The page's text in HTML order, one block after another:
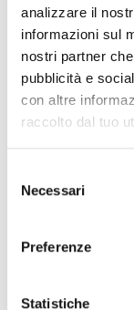
analizzare il
informazioni sul
nostri partner
pubblicità e
con altre
raccolto dal tuo
delNecessari
Preferenze
Statistiche
Stretching
Valeria De
Lezione di
Per saperne di